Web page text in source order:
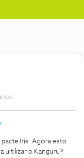
Iris .Agora esto
ultilizar o Kanguru?